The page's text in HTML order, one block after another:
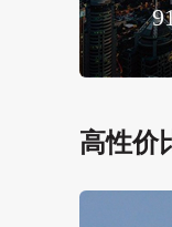
高性价